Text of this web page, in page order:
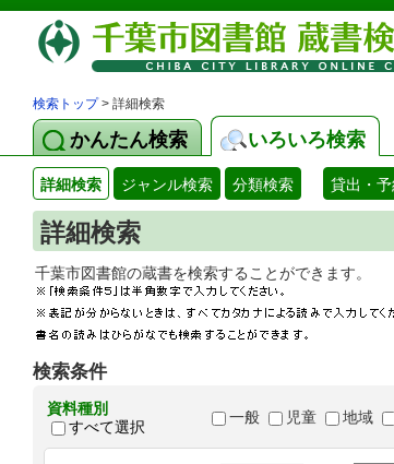
検索トップ> 詳細検索
かんたん検索 いろいろ検索
詳細検索 ジャンル検索 分類検索 貸出・
詳細検索
千葉市図書館の蔵書を検索すること
検索条件
資料種別
すべて選択
一般 児童 地域